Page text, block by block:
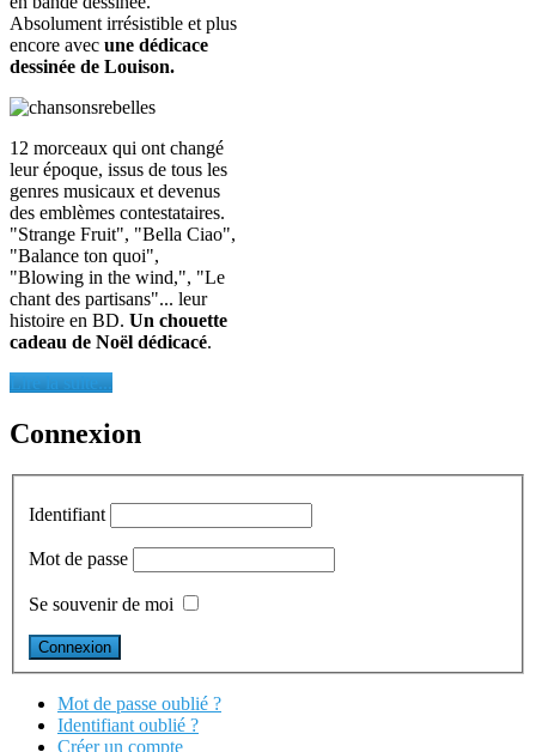
Absolument irrésistible et plus
encore avec une dédicace
dessinée de Louison.
12 morceaux qui ont changé
leur époque, issus de tous les
genres musicaux et devenus
des emblèmes contestataires.
"Strange Fruit", "Bella Ciao",
"Balance ton quoi",
"Blowing in the wind,", "Le
chant des partisans"... leur
histoire en BD. Un chouette
cadeau de Noël dédicacé.
Lire la suite...
Connexion
Identifiant
Mot de passe
Se souvenir de moi
Mot de passe oublié ?
Identifiant oublié ?
Créer un compte